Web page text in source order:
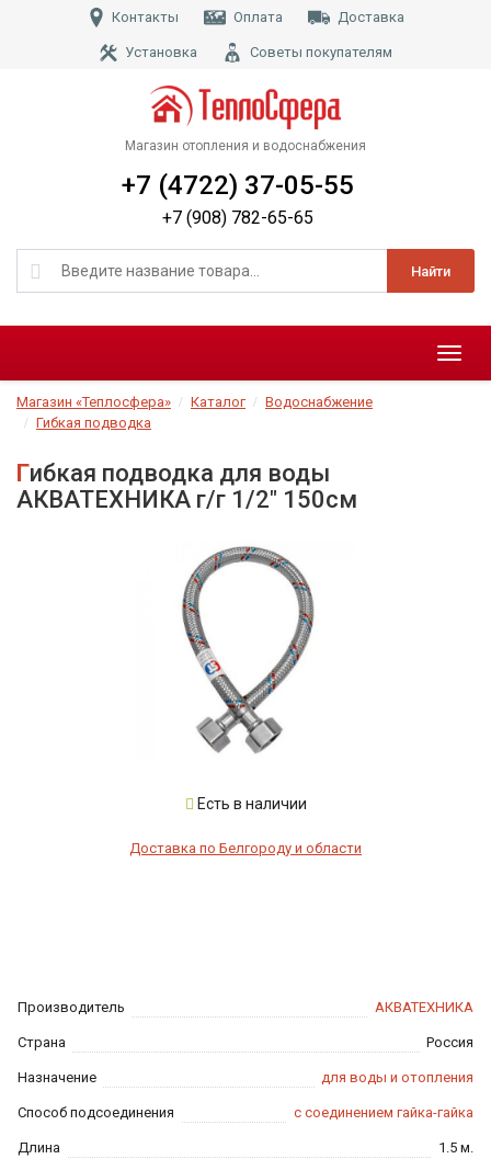
Контакты Оплата Доставка
Установка Советы покупателям
Магазин отопления и водоснабжения
Найти
+7 (4722) 37-05-55
+7 (908) 782-65-65
Меню
Магазин «Теплосфера» Каталог
Водоснабжение
Гибкая подводка
Гибкая подводка для воды
АКВАТЕХНИКА г/г 1/2" 150см
Производитель АКВАТЕХНИКА
Страна Россия
Назначение для воды и отопления
Способ подсоединения с соединением гайка-гайка
Длина 1.5 м.
Есть в наличии
Доставка по Белгороду и области